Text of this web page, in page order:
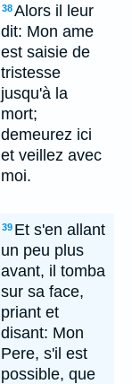
38Alors il leur
dit: Mon ame
est saisie de
tristesse
jusqu'à la
mort;
demeurez ici
et veillez avec
moi.
39 Et s'en allant
un peu plus
avant, il tomba
sur sa face,
priant et
disant: Mon
Pere, s'il est
possible, que